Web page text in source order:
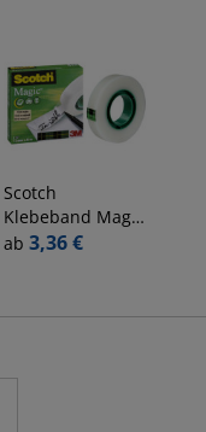
Scotch
Klebeband Magic
Tape M8101233,
ab 3,36 €